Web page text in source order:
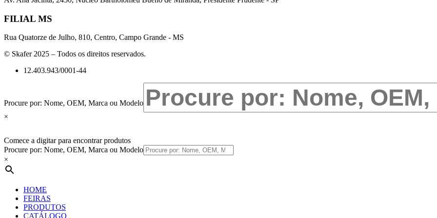
FILIAL MS
Rua Quatorze de Julho, 810, Centro, Campo Grande - MS
© Skafer 2025 – Todos os direitos reservados.
12.403.943/0001-44
Procure por: Nome, OEM, Marca ou Modelo
×
Comece a digitar para encontrar produtos
Procure por: Nome, OEM, Marca ou Modelo
×
HOME
FEIRAS
PRODUTOS
CATÁLOGO